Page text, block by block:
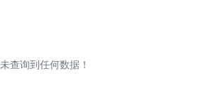
未查询到任何数据！